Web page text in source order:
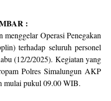
:
Operasi Penegakan
terhadap seluruh personel
(12/2/2025). Kegiatan yang
Polres Simalungun AKP
mulai pukul 09.00 WIB.